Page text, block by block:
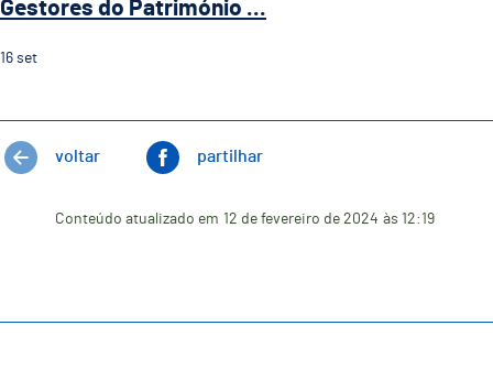
Gestores do Património ...
16 set
voltar partilhar
Conteúdo atualizado em 12 de fevereiro de 2024 às 12:19